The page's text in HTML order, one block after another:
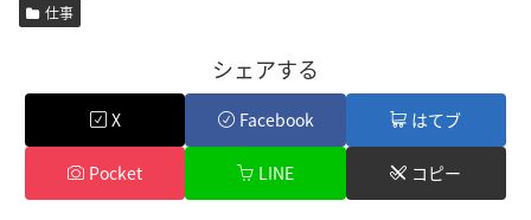
仕事
シェアする
X Facebook はてブ
Pocket LINE コピー